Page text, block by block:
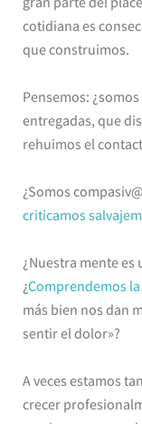
cotidiana es
que construimos.
Pensemos:
entregadas, que
rehuimos el
¿Somos
criticamos
¿Nuestra mente es
¿Comprendemos
más bien nos dan
sentir el dolor»?
A veces estamos
crecer